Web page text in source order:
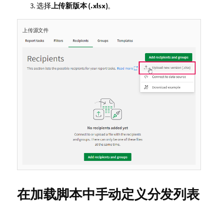
选择上传新版本 (.xlsx)。
上传源文件
在加载脚本中手动定义分发列表